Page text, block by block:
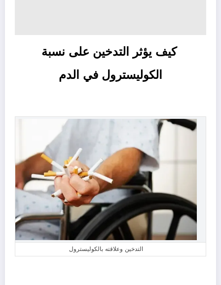
كيف يؤثر التدخين على نسبة
الكوليسترول في الدم
التدخين وعلاقته بالكوليسترول